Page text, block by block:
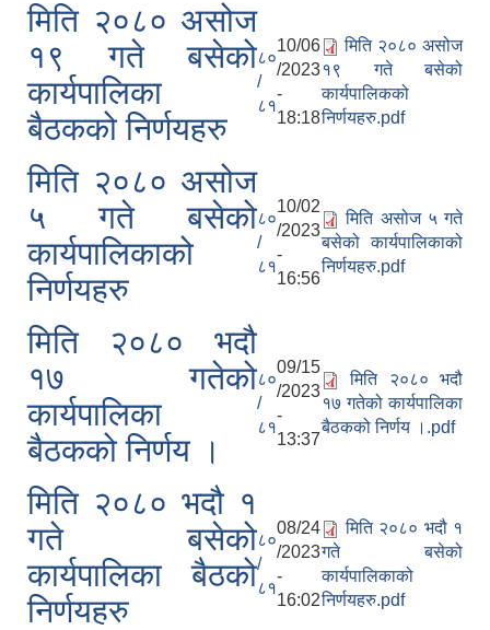
मिति २०८० असोज
१९ गते बसेको
कार्यपालिका
बैठकको निर्णयहरु
८०
/
८१
10/06
/2023
-
18:18
मिति २०८० असोज
१९ गते बसेको
कार्यपालिकको
निर्णयहरु.pdf
मिति २०८० असोज
५ गते बसेको
कार्यपालिकाको
निर्णयहरु
८०
/
८१
10/02
/2023
-
16:56
मिति असोज ५ गते
बसेको कार्यपालिकाको
निर्णयहरु.pdf
मिति २०८० भदौ
१७ गतेको
कार्यपालिका
बैठकको निर्णय ।
८०
/
८१
09/15
/2023
-
13:37
मिति २०८० भदौ
१७ गतेको कार्यपालिका
बैठकको निर्णय ।.pdf
मिति २०८० भदौ १
गते बसेको
कार्यपालिका बैठको
निर्णयहरु
८०
/
८१
08/24
/2023
-
16:02
मिति २०८० भदौ १
गते बसेको
कार्यपालिकाको
निर्णयहरु.pdf